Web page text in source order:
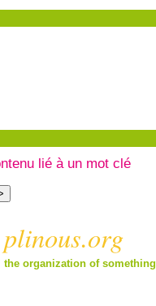
lié à un mot clé
plinous.org
the organization of something